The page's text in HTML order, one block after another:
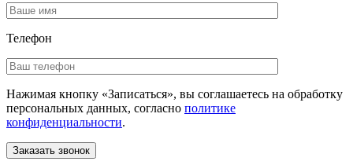
Телефон
Нажимая кнопку «Записаться», вы соглашаетесь на обработку
персональных данных, согласно политике
конфиденциальности.